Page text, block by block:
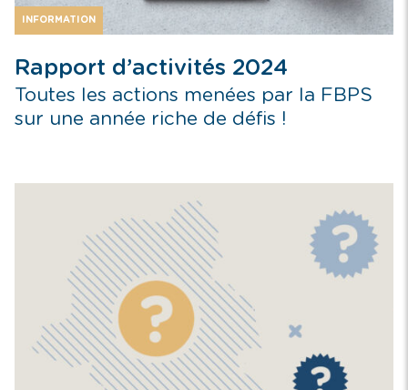
INFORMATION
Rapport d’activités 2024
Toutes les actions menées par la FBPS
sur une année riche de défis !